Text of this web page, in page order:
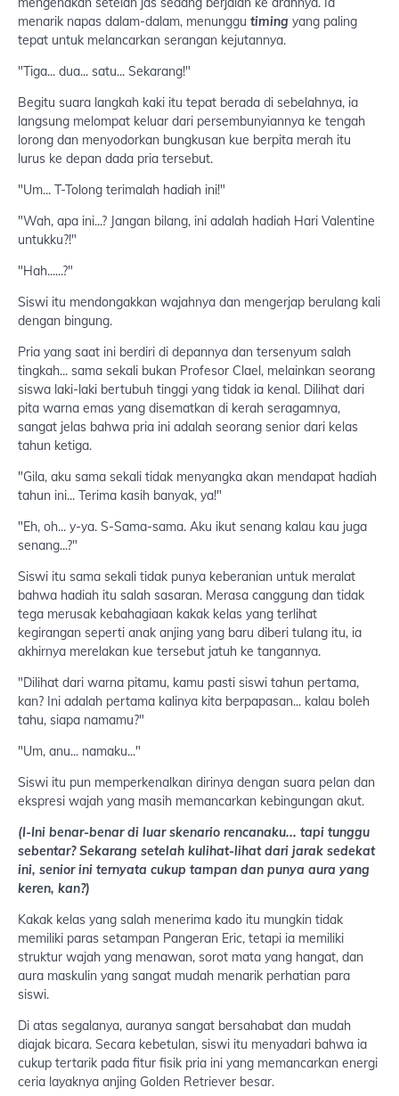
menarik napas dalam-dalam, menunggu timing yang paling
tepat untuk melancarkan serangan kejutannya.
"Tiga... dua... satu... Sekarang!"
Begitu suara langkah kaki itu tepat berada di sebelahnya, ia
langsung melompat keluar dari persembunyiannya ke tengah
lorong dan menyodorkan bungkusan kue berpita merah itu
lurus ke depan dada pria tersebut.
"Um... T-Tolong terimalah hadiah ini!"
"Wah, apa ini...? Jangan bilang, ini adalah hadiah Hari Valentine
untukku?!"
"Hah......?"
Siswi itu mendongakkan wajahnya dan mengerjap berulang kali
dengan bingung.
Pria yang saat ini berdiri di depannya dan tersenyum salah
tingkah... sama sekali bukan Profesor Clael, melainkan seorang
siswa laki-laki bertubuh tinggi yang tidak ia kenal. Dilihat dari
pita warna emas yang disematkan di kerah seragamnya,
sangat jelas bahwa pria ini adalah seorang senior dari kelas
tahun ketiga.
"Gila, aku sama sekali tidak menyangka akan mendapat hadiah
tahun ini... Terima kasih banyak, ya!"
"Eh, oh... y-ya. S-Sama-sama. Aku ikut senang kalau kau juga
senang...?"
Siswi itu sama sekali tidak punya keberanian untuk meralat
bahwa hadiah itu salah sasaran. Merasa canggung dan tidak
tega merusak kebahagiaan kakak kelas yang terlihat
kegirangan seperti anak anjing yang baru diberi tulang itu, ia
akhirnya merelakan kue tersebut jatuh ke tangannya.
"Dilihat dari warna pitamu, kamu pasti siswi tahun pertama,
kan? Ini adalah pertama kalinya kita berpapasan... kalau boleh
tahu, siapa namamu?"
"Um, anu... namaku..."
Siswi itu pun memperkenalkan dirinya dengan suara pelan dan
ekspresi wajah yang masih memancarkan kebingungan akut.
(I-Ini benar-benar di luar skenario rencanaku... tapi tunggu
sebentar? Sekarang setelah kulihat-lihat dari jarak sedekat
ini, senior ini ternyata cukup tampan dan punya aura yang
keren, kan?)
Kakak kelas yang salah menerima kado itu mungkin tidak
memiliki paras setampan Pangeran Eric, tetapi ia memiliki
struktur wajah yang menawan, sorot mata yang hangat, dan
aura maskulin yang sangat mudah menarik perhatian para
siswi.
Di atas segalanya, auranya sangat bersahabat dan mudah
diajak bicara. Secara kebetulan, siswi itu menyadari bahwa ia
cukup tertarik pada fitur fisik pria ini yang memancarkan energi
ceria layaknya anjing Golden Retriever besar.